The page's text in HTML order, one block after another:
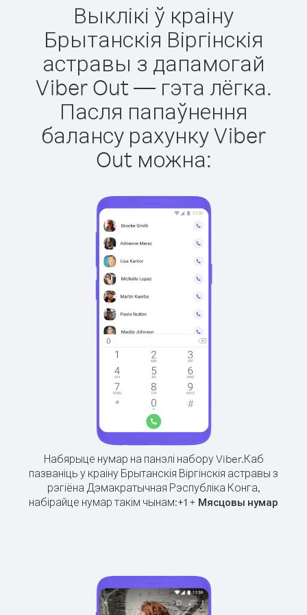
Выклікі ў краіну
Брытанскія Віргінскія
астравы з дапамогай
Viber Out — гэта лёгка.
Пасля папаўнення
балансу рахунку Viber
Out можна:
Набярыце нумар на панэлі набору Viber.Каб
пазваніць у краіну Брытанскія Віргінскія астравы з
рэгіёна Дэмакратычная Рэспубліка Конга,
набірайце нумар такім чынам:+1 + Мясцовы нумар